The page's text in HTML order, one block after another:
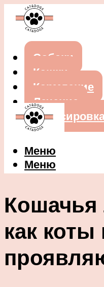
Собаки
Кошки
Кормление
Лечение
Меню
Меню
как